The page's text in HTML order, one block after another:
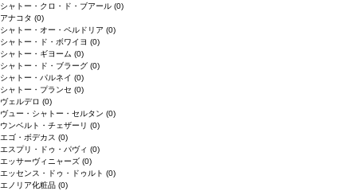
シャトー・クロ・ド・ブアール (0)
アナコタ (0)
シャトー・オー・ペルドリア (0)
シャトー・ド・ボワイヨ (0)
シャトー・ギヨーム (0)
シャトー・ド・ブラーグ (0)
シャトー・パルネイ (0)
シャトー・プランセ (0)
ヴェルデロ (0)
ヴュー・シャトー・セルタン (0)
ウンベルト・チェザーリ (0)
エゴ・ボデカス (0)
エスプリ・ドゥ・パヴィ (0)
エッサーヴィニャーズ (0)
エッセンス・ドゥ・ドゥルト (0)
エノリア化粧品 (0)